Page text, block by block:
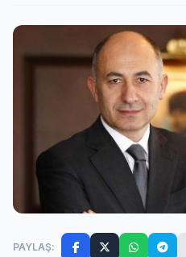
PAYLAŞ: